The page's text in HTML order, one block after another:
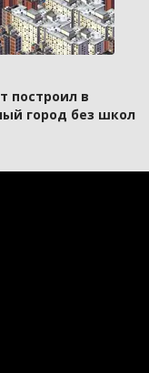
построил в
город без школ